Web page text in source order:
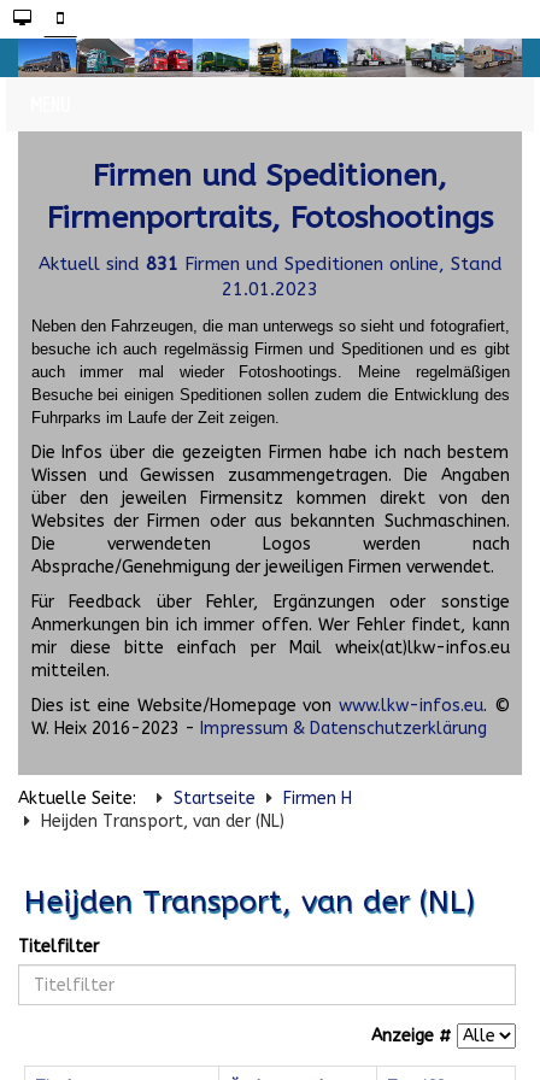
Firmen und Speditionen,
Firmenportraits, Fotoshootings
Aktuell sind 831 Firmen und Speditionen online, Stand
21.01.2023
Neben den Fahrzeugen, die man unterwegs so sieht und fotografiert,
besuche ich auch regelmässig Firmen und Speditionen und es gibt
auch immer mal wieder Fotoshootings.
Meine regelmäßigen
Besuche bei einigen Speditionen sollen zudem die Entwicklung des
Fuhrparks im Laufe der Zeit zeigen.
Die Infos über die gezeigten Firmen habe ich nach bestem
Wissen und Gewissen zusammengetragen. Die Angaben
über den jeweilen Firmensitz kommen direkt von den
Websites der Firmen oder aus bekannten Suchmaschinen.
Die verwendeten Logos werden nach
Absprache/Genehmigung der jeweiligen Firmen verwendet.
Für Feedback über Fehler, Ergänzungen oder sonstige
Anmerkungen bin ich immer offen. Wer Fehler findet, kann
mir diese bitte einfach per Mail wheix(at)lkw-infos.eu
mitteilen.
Dies ist eine Website/Homepage von www.lkw-infos.eu. ©
W. Heix 2016-2023 - Impressum & Datenschutzerklärung
Aktuelle Seite: Startseite
Firmen H
Heijden Transport, van der (NL)
Heijden Transport, van der (NL)
Titelfilter
Anzeige #